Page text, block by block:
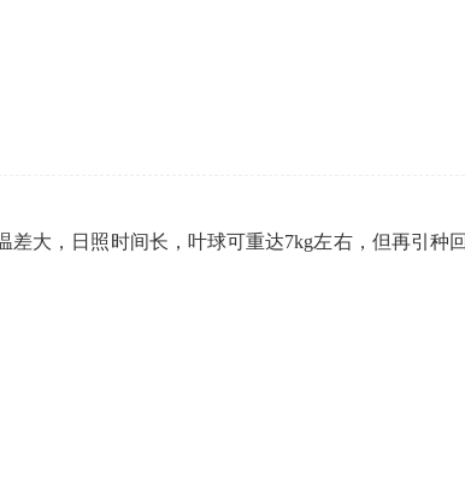
大，日照时间长，叶球可重达7kg左右，但再引种